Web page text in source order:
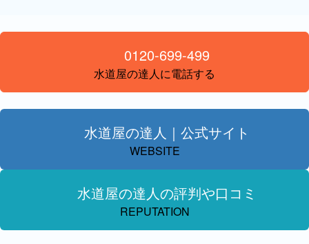
0120-699-499
水道屋の達人に電話する
水道屋の達人｜公式サイト
WEBSITE
水道屋の達人の評判や口コミ
REPUTATION